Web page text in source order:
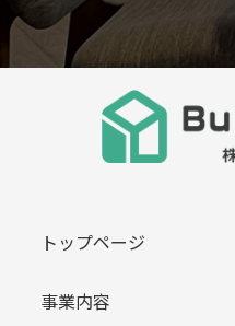
トップページ
事業内容